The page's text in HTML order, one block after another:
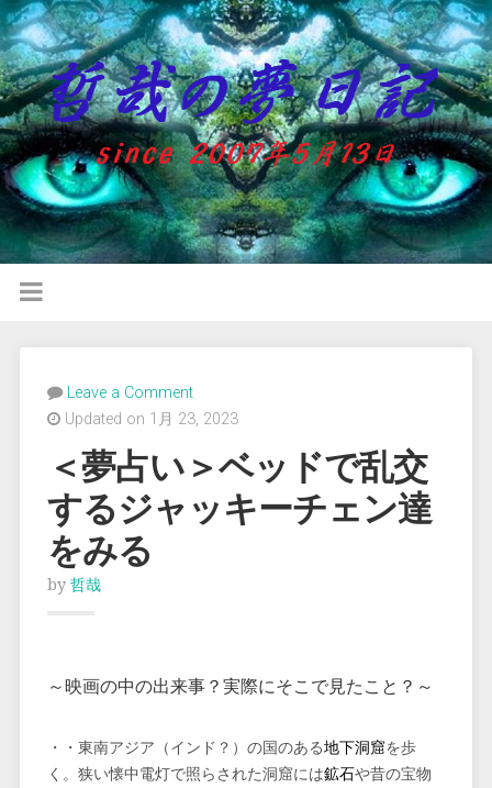
Leave a Comment
Updated on 1月 23, 2023
＜夢占い＞ベッドで乱交
するジャッキーチェン達
をみる
by 哲哉
～映画の中の出来事？実際にそこで見たこと？～
・・東南アジア（インド？）の国のある地下洞窟を歩
く。狭い懐中電灯で照らされた洞窟には鉱石や昔の宝物